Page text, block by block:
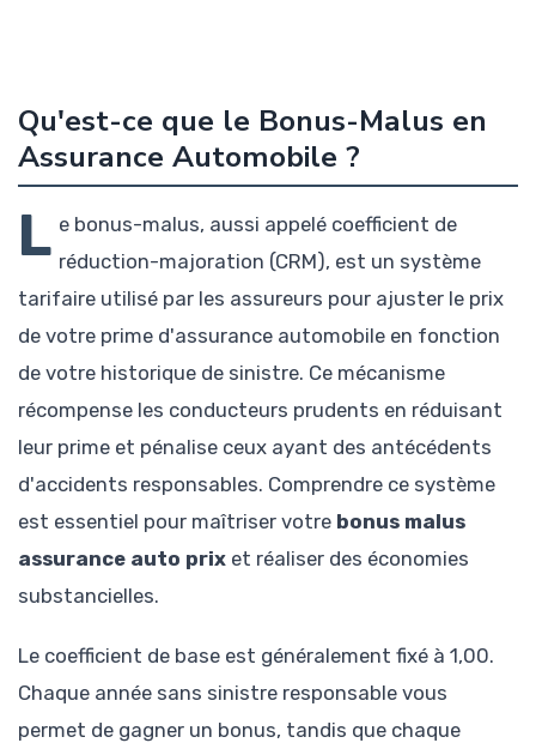
Qu'est-ce que le Bonus-Malus en
Assurance Automobile ?
L e bonus-malus, aussi appelé coefficient de
réduction-majoration (CRM), est un système
tarifaire utilisé par les assureurs pour ajuster le prix
de votre prime d'assurance automobile en fonction
de votre historique de sinistre. Ce mécanisme
récompense les conducteurs prudents en réduisant
leur prime et pénalise ceux ayant des antécédents
d'accidents responsables. Comprendre ce système
est essentiel pour maîtriser votre bonus malus
assurance auto prix et réaliser des économies
substancielles.
Le coefficient de base est généralement fixé à 1,00.
Chaque année sans sinistre responsable vous
permet de gagner un bonus, tandis que chaque